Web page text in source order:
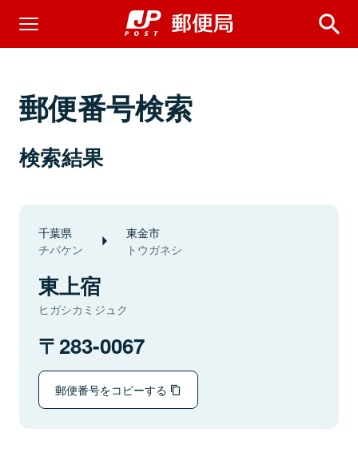
郵便番号検索
検索結果
千葉県
チバケン
東金市
トウガネシ
東上宿
ヒガシカミジュク
283-0067
郵便番号をコピーする